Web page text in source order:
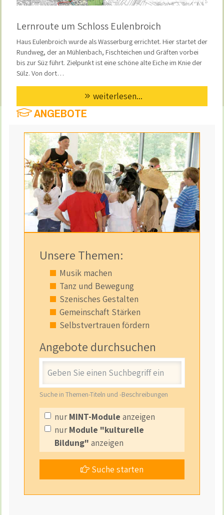
Lernroute um Schloss Eulenbroich
Haus Eulenbroich wurde als Wasserburg errichtet. Hier startet der
Rundweg, der an Mühlenbach, Fischteichen und Gräften vorbei
bis zur Süz führt. Zielpunkt ist eine schöne alte Eiche im Knie der
Sülz. Von dort…
weiterlesen...
ANGEBOTE
Unsere Themen:
Musik machen
Tanz und Bewegung
Szenisches Gestalten
Gemeinschaft Stärken
Selbstvertrauen fördern
Angebote durchsuchen
Stichwort
Suche in Themen-Titeln und -Beschreibungen
nurMINT-Module anzeigen
nurModule "kulturelle
Bildung" anzeigen
Suche starten